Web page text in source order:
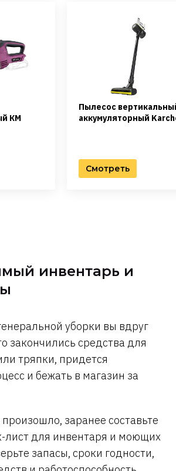
КМ
Пылесос
аккумуляторный
Смотреть
инвентарь и
уборки вы вдруг
закончились средства для
тряпки, придется
и бежать в магазин за
заранее составьте
лист для инвентаря и моющих
запасы, сроки годности,